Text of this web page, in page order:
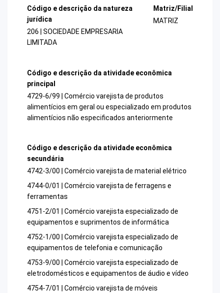
Código e descrição da natureza
jurídica
206 | SOCIEDADE EMPRESARIA
LIMITADA
Matriz/Filial
MATRIZ
Código e descrição da atividade econômica
principal
4729-6/99 | Comércio varejista de produtos
alimentícios em geral ou especializado em produtos
alimentícios não especificados anteriormente
Código e descrição da atividade econômica
secundária
4742-3/00 | Comércio varejista de material elétrico
4744-0/01 | Comércio varejista de ferragens e
ferramentas
4751-2/01 | Comércio varejista especializado de
equipamentos e suprimentos de informática
4752-1/00 | Comércio varejista especializado de
equipamentos de telefonia e comunicação
4753-9/00 | Comércio varejista especializado de
eletrodomésticos e equipamentos de áudio e vídeo
4754-7/01 | Comércio varejista de móveis